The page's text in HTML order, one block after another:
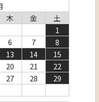
木 金
土
1
6 7
8
13 14
15
20 21
22
27 28
29